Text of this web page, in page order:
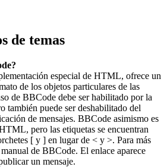
de temas
especial de HTML, ofrece un
de los objetos particulares de las
de BBCode debe ser habilitado por la
también puede ser deshabilitado del
de mensajes. BBCode asimismo es
pero las etiquetas se encuentran
[ y ] en lugar de < y >. Para más
de BBCode. El enlace aparece
un mensaje.